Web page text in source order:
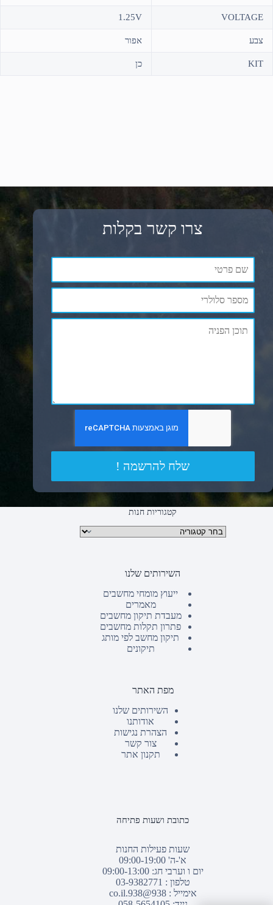
VOLTAGE
1.25V
צבע אפור
KIT כן
צרו קשר בקלות
שלח להרשמה !
קטגוריות חנות
קטגוריות מוצרים
השירותים שלנו
ייעוץ מומחי מחשבים
מאמרים
מעבדת תיקון מחשבים
פתרון תקלות מחשבים
תיקון מחשב לפי מותג
תיקונים
מפת האתר
השירותים שלנו
אודותנו
הצהרת נגישות
צור קשר
תקנון אתר
כתובת ושעות פתיחה
שעות פעילות החנות
א'-ה' 09:00-19:00
יום ו וערבי חג: 09:00-13:00
טלפון : 03-9382771
אימייל :938@938.co.il